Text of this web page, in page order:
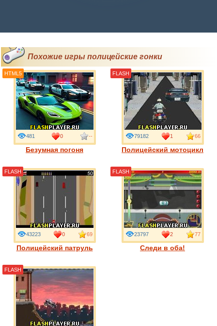
Похожие игры полицейские гонки
Безумная погоня
481 0 --
HTML5
Полицейский мотоцикл
79182 1 66
FLASH
Полицейский патруль
43223 0 69
FLASH
Следи в оба!
23797 2 77
FLASH
FLASH